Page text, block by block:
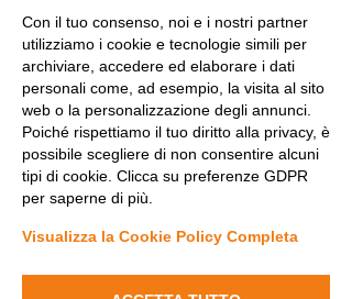
print. PMID: 34713950.
Solazzi R, Fiorini E, Parrini E, Guerrini R,
Bernardina BD, Nardocci N, Cantalupo G.
Early-onset bradykinetic rigid syndrome
and reflex seizures in a child with PURA
syndrome. Epileptic Disord. 2021 Oct
1;23(5):745-748. doi:
10.1684/epd.2021.1328. PMID: 34583915.
Proietti J, Amadori E, Striano P, Ricci E,
Con il tuo consenso, noi e i nostri partner
utilizziamo i cookie e tecnologie simili per
archiviare, accedere ed elaborare i dati
personali come, ad esempio, la visita al sito
web o la personalizzazione degli annunci.
Poiché rispettiamo il tuo diritto alla privacy, è
possibile scegliere di non consentire alcuni
tipi di cookie. Clicca su preferenze GDPR
per saperne di più.
Visualizza la Cookie Policy Completa